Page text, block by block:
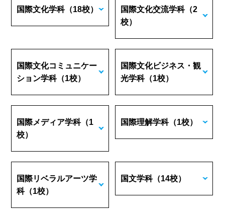
国際文化学科（18校） 国際文化交流学科（2
校）
国際文化コミュニケー
ション学科（1校）
国際文化ビジネス・観
光学科（1校）
国際メディア学科（1
校）
国際理解学科（1校）
国際リベラルアーツ学
科（1校）
国文学科（14校）